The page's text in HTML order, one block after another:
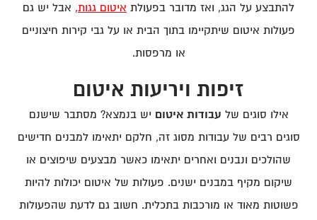
להתבצע על הגג, ואז מדובר בפעולת איטום גגות, אבל יש גם
פעולות איטום שיתקיימו בתוך הבית או על גבי קירות חיצוניים
או מרפסות.
זיפות ויריעות איטום
אילו סוגים של עבודות איטום יש בנמצא? מסתבר שישנם
סוגים רבים של עבודות מסוג זה, חלקם יתאימו למבנים חדישים
שהולכים ונבנים ואחרים יתאימו כאשר מבצעים שיפוצים או
שיקום מקיף במבנים ישנים. פעולות של איטום יכולות להיות
פשוטות מאוד או מורכבות בתכלית. חשוב גם לדעת שהפעולות